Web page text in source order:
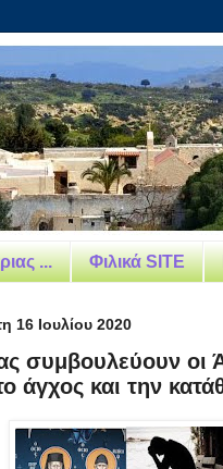
... Φιλικά SITE
16 Ιουλίου 2020
συμβουλεύουν οι
άγχος και την